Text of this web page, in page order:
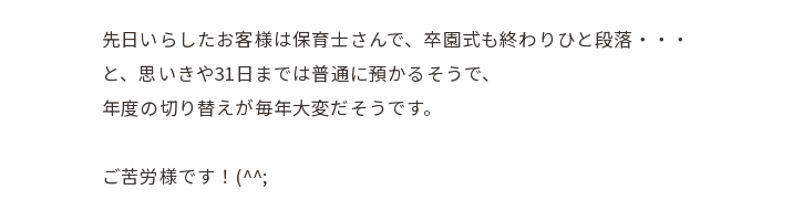
先日いらしたお客様は保育士さんで、卒園式も終わりひと段落・・・
と、思いきや31日までは普通に預かるそうで、
年度の切り替えが毎年大変だそうです。
ご苦労様です！(^^;